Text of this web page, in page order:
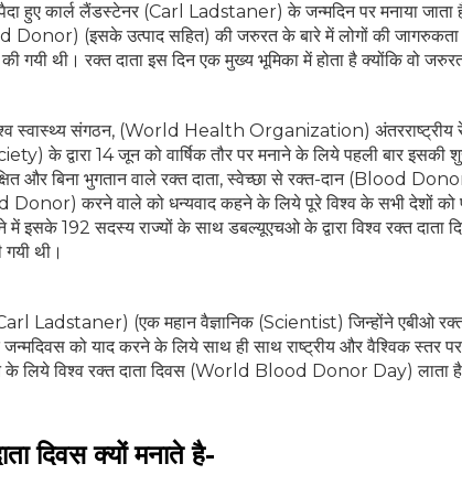
हुए कार्ल लैंडस्टेनर (Carl Ladstaner) के जन्मदिन पर मनाया जाता
Donor) (इसके उत्पाद सहित) की जरुरत के बारे में लोगों की जागरुकता
गयी थी। रक्त दाता इस दिन एक मुख्य भूमिका में होता है क्योंकि वो
स्वास्थ्य संगठन, (World Health Organization) अंतरराष्ट्रीय
के द्वारा 14 जून को वार्षिक तौर पर मनाने के लिये पहली बार इसकी
और बिना भुगतान वाले रक्त दाता, स्वेच्छा से रक्त-दान (Blood
Donor) करने वाले को धन्यवाद कहने के लिये पूरे विश्व के सभी देशों को
में इसके 192 सदस्य राज्यों के साथ डबल्यूएचओ के द्वारा विश्व रक्त
थी।
Ladstaner) (एक महान वैज्ञानिक (Scientist) जिन्होंने एबीओ
जन्मदिवस को याद करने के लिये साथ ही साथ राष्ट्रीय और वैश्विक
के लिये विश्व रक्त दाता दिवस (World Blood Donor Day) लाता
दिवस क्यों मनाते है-